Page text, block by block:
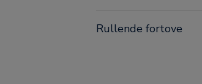
Rullende fortove